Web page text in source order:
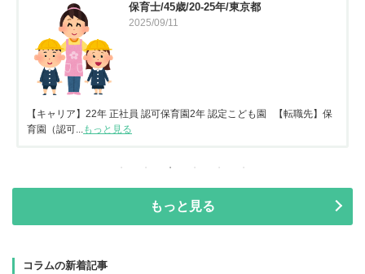
保育士/45歳/20-25年/東京都
2025/09/11
【キャリア】22年 正社員 認可保育園2年 認定こども園 【転職先】保
育園（認可...もっと見る
もっと見る
コラムの新着記事